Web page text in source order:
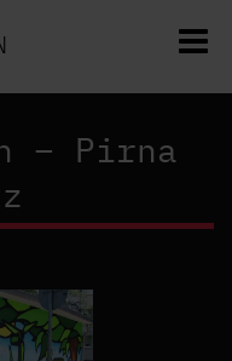
– Pirna